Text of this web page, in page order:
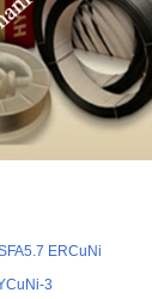
ERCuNi
3